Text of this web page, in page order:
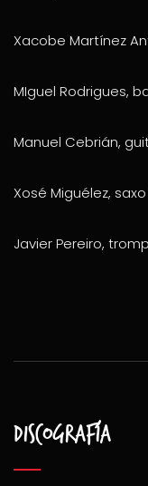
Xacobe Martínez
MIguel Rodrigues,
Manuel Cebrián,
Xosé Miguélez,
Javier Pereiro,
Discografía